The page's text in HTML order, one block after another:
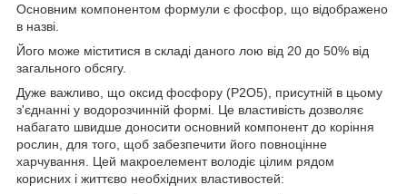
Основним компонентом формули є фосфор, що відображено
в назві.
Його може міститися в складі даного лою від 20 до 50% від
загального обсягу.
Дуже важливо, що оксид фосфору (P2O5), присутній в цьому
з'єднанні у водорозчинній формі. Це властивість дозволяє
набагато швидше доносити основний компонент до коріння
рослин, для того, щоб забезпечити його повноцінне
харчування. Цей макроелемент володіє цілим рядом
корисних і життєво необхідних властивостей: